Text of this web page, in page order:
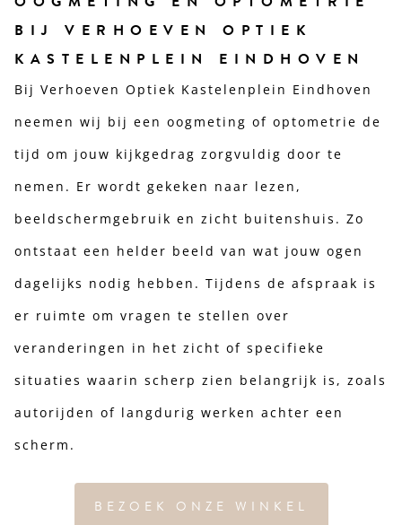
BIJ VERHOEVEN OPTIEK
KASTELENPLEIN EINDHOVEN
Bij Verhoeven Optiek Kastelenplein Eindhoven
neemen wij bij een oogmeting of optometrie de
tijd om jouw kijkgedrag zorgvuldig door te
nemen. Er wordt gekeken naar lezen,
beeldschermgebruik en zicht buitenshuis. Zo
ontstaat een helder beeld van wat jouw ogen
dagelijks nodig hebben. Tijdens de afspraak is
er ruimte om vragen te stellen over
veranderingen in het zicht of specifieke
situaties waarin scherp zien belangrijk is, zoals
autorijden of langdurig werken achter een
scherm.
BEZOEK ONZE WINKEL